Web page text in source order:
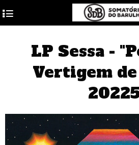
4
LP Sessa -
Vertigem